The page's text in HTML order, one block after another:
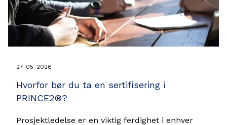
27-05-2026
Hvorfor bør du ta en sertifisering i
PRINCE2®?
Prosjektledelse er en viktig ferdighet i enhver